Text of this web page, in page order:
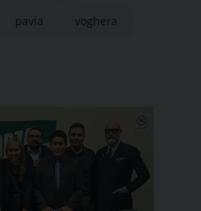
pavia voghera